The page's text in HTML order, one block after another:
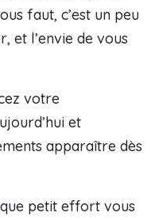
faut, c’est un peu
et l’envie de vous
votre
et
apparaître dès
petit effort vous